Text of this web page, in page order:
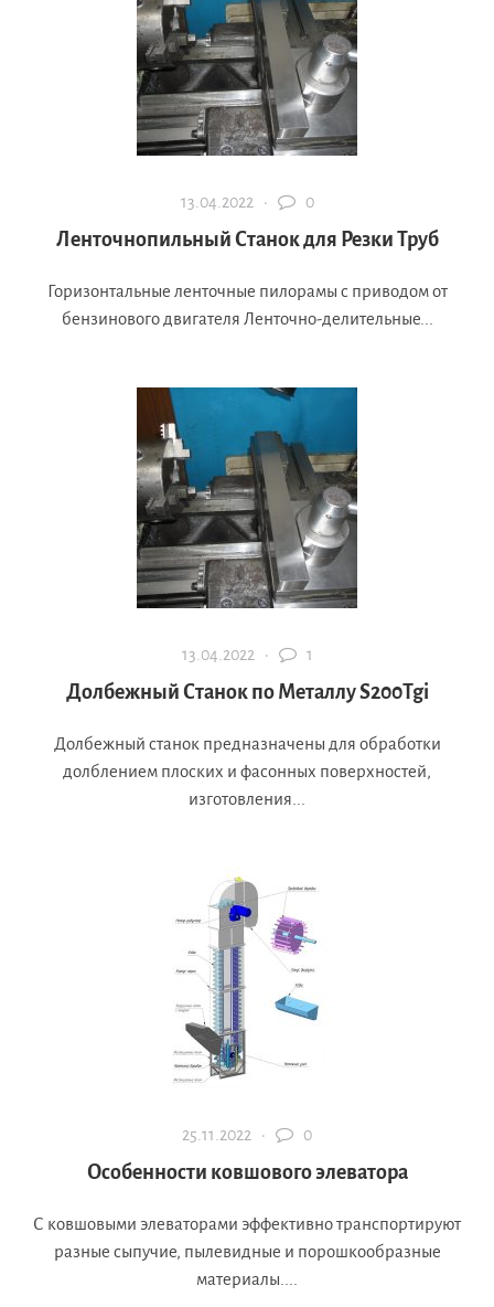
13.04.2022 · 0
Ленточнопильный Станок для Резки Труб
Горизонтальные ленточные пилорамы с приводом от
бензинового двигателя Ленточно-делительные...
13.04.2022 · 1
Долбежный Станок по Металлу S200Tgi
Долбежный станок предназначены для обработки
долблением плоских и фасонных поверхностей,
изготовления...
25.11.2022 · 0
Особенности ковшового элеватора
С ковшовыми элеваторами эффективно транспортируют
разные сыпучие, пылевидные и порошкообразные
материалы....